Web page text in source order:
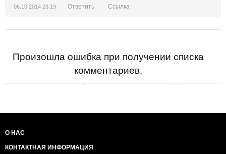
06.10.2014 23:19 Ответить Ссылка
Произошла ошибка при получении списка
комментариев.
О НАС
КОНТАКТНАЯ ИНФОРМАЦИЯ